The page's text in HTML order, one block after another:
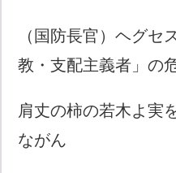
（国防長官）ヘグセ
教・支配主義者」の
肩丈の柿の若木よ実
ながん